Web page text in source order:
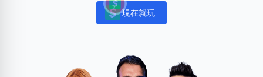
Notifications
現在就玩